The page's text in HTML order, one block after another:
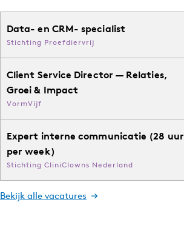
Data- en CRM- specialist
Stichting Proefdiervrij
Client Service Director — Relaties,
Groei & Impact
VormVijf
Expert interne communicatie (28 uur
per week)
Stichting CliniClowns Nederland
Bekijk alle vacatures